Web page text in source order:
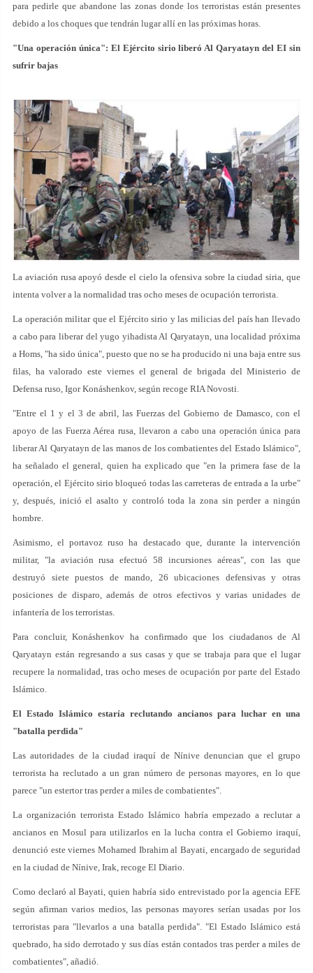
para pedirle que abandone las zonas donde los terroristas están presentes
debido a los choques que tendrán lugar allí en las próximas horas.
"Una operación única": El Ejército sirio liberó Al Qaryatayn del EI sin
sufrir bajas
La aviación rusa apoyó desde el cielo la ofensiva sobre la ciudad siria, que
intenta volver a la normalidad tras ocho meses de ocupación terrorista.
La operación militar que el Ejército sirio y las milicias del país han llevado
a cabo para liberar del yugo yihadista Al Qaryatayn, una localidad próxima
a Homs, "ha sido única", puesto que no se ha producido ni una baja entre sus
filas, ha valorado este viernes el general de brigada del Ministerio de
Defensa ruso, Igor Konáshenkov, según recoge RIA Novosti.
"Entre el 1 y el 3 de abril, las Fuerzas del Gobierno de Damasco, con el
apoyo de las Fuerza Aérea rusa, llevaron a cabo una operación única para
liberar Al Qaryatayn de las manos de los combatientes del Estado Islámico",
ha señalado el general, quien ha explicado que "en la primera fase de la
operación, el Ejército sirio bloqueó todas las carreteras de entrada a la urbe"
y, después, inició el asalto y controló toda la zona sin perder a ningún
hombre.
Asimismo, el portavoz ruso ha destacado que, durante la intervención
militar, "la aviación rusa efectuó 58 incursiones aéreas", con las que
destruyó siete puestos de mando, 26 ubicaciones defensivas y otras
posiciones de disparo, además de otros efectivos y varias unidades de
infantería de los terroristas.
Para concluir, Konáshenkov ha confirmado que los ciudadanos de Al
Qaryatayn están regresando a sus casas y que se trabaja para que el lugar
recupere la normalidad, tras ocho meses de ocupación por parte del Estado
Islámico.
El Estado Islámico estaría reclutando ancianos para luchar en una
"batalla perdida"
Las autoridades de la ciudad iraquí de Nínive denuncian que el grupo
terrorista ha reclutado a un gran número de personas mayores, en lo que
parece "un estertor tras perder a miles de combatientes".
La organización terrorista Estado Islámico habría empezado a reclutar a
ancianos en Mosul para utilizarlos en la lucha contra el Gobierno iraquí,
denunció este viernes Mohamed Ibrahim al Bayati, encargado de seguridad
en la ciudad de Nínive, Irak, recoge El Diario.
Como declaró al Bayati, quien habría sido entrevistado por la agencia EFE
según afirman varios medios, las personas mayores serían usadas por los
terroristas para "llevarlos a una batalla perdida". "El Estado Islámico está
quebrado, ha sido derrotado y sus días están contados tras perder a miles de
combatientes", añadió.